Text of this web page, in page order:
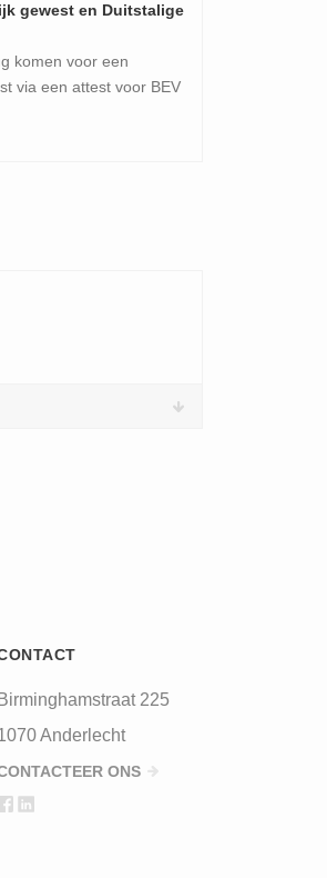
gewest en Duitstalige
komen voor een
via een attest voor BEV
Birminghamstraat 225
Anderlecht
ONS